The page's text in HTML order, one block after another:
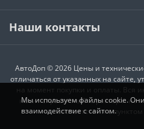
Наши контакты
АвтоДоп © 2026 Цены и
отличаться от указанных на сайте,
на момент покупки и оплаты. Вся
носит справочный характер и не
соответствии с пунктом
Мы используем файлы cookie.
взаимодействие с сайтом.